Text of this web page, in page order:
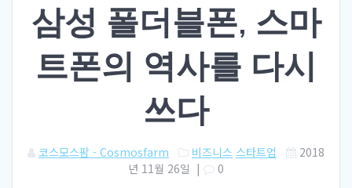
삼성 폴더블폰, 스마
트폰의 역사를 다시
쓰다
코스모스팜 - Cosmosfarm 비즈니스 스타트업
2018
년 11월 26일 | 0